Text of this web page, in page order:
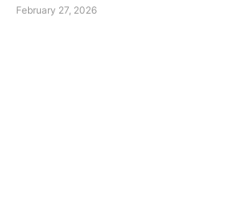
February 27, 2026